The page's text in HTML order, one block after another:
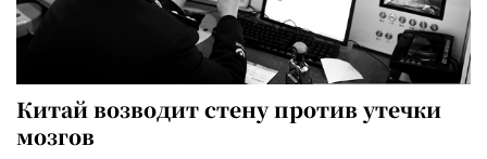
Китай возводит стену против утечки
мозгов